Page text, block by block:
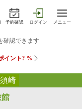
予約確認 ログイン メニュー
崎
館